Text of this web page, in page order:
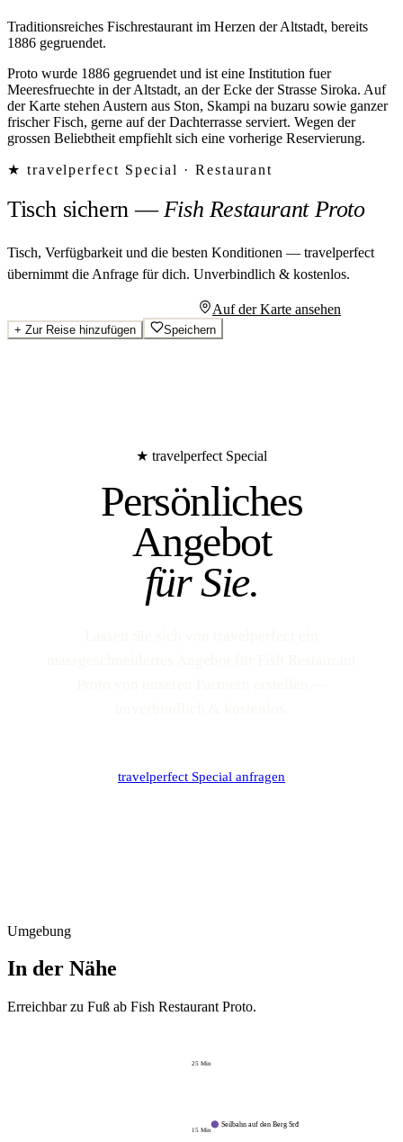
Traditionsreiches Fischrestaurant im Herzen der Altstadt, bereits
1886 gegruendet.
Proto wurde 1886 gegruendet und ist eine Institution fuer
Meeresfruechte in der Altstadt, an der Ecke der Strasse Siroka. Auf
der Karte stehen Austern aus Ston, Skampi na buzaru sowie ganzer
frischer Fisch, gerne auf der Dachterrasse serviert. Wegen der
grossen Beliebtheit empfiehlt sich eine vorherige Reservierung.
★ travelperfect Special · Restaurant
Tisch sichern—Fish Restaurant Proto
Tisch, Verfügbarkeit und die besten Konditionen — travelperfect
übernimmt die Anfrage für dich. Unverbindlich & kostenlos.
Auf der Karte ansehen
+ Zur Reise hinzufügen Speichern
★ travelperfect Special
Persönliches
Angebot
für Sie.
travelperfect Special anfragen
Umgebung
In der Nähe
Erreichbar zu Fuß ab Fish Restaurant Proto.
15Min
25Min
Seilbahn auf den Berg Srđ